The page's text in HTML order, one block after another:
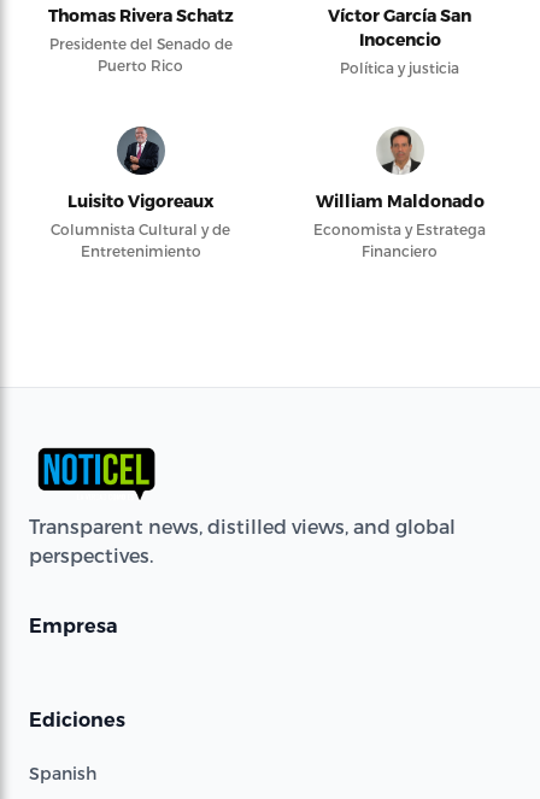
Thomas Rivera Schatz
Presidente del Senado de
Puerto Rico
Víctor García San
Inocencio
Política y justicia
Luisito Vigoreaux
Columnista Cultural y de
Entretenimiento
William Maldonado
Economista y Estratega
Financiero
Transparent news, distilled views, and global
perspectives.
Empresa
Ediciones
Spanish